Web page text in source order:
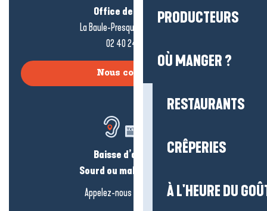
PRODUCTEURS
OÙ MANGER ?
RESTAURANTS
CRÊPERIES
À L'HEURE DU
Office de tourisme
La Baule-Presqu’île de Guérande
02 40 24 34 44
Nous contacter
Baisse d’audition ?
Sourd ou malentendant ?
Appelez-nous en
cliquant-ici